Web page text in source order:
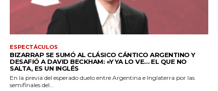
ESPECTÁCULOS
BIZARRAP SE SUMÓ AL CLÁSICO CÁNTICO ARGENTINO Y
DESAFIÓ A DAVID BECKHAM: «Y YA LO VE… EL QUE NO
SALTA, ES UN INGLÉS
En la previa del esperado duelo entre Argentina e Inglaterra por las
semifinales del...